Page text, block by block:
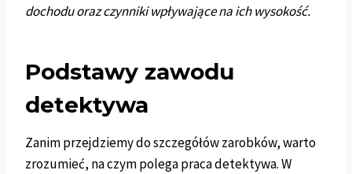
dochodu oraz czynniki wpływające na ich wysokość.
Podstawy zawodu
detektywa
Zanim przejdziemy do szczegółów zarobków, warto
zrozumieć, na czym polega praca detektywa. W